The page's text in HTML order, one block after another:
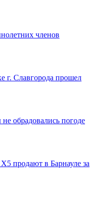
членов
г. Славгорода прошел
обрадовались погоде
продают в Барнауле за